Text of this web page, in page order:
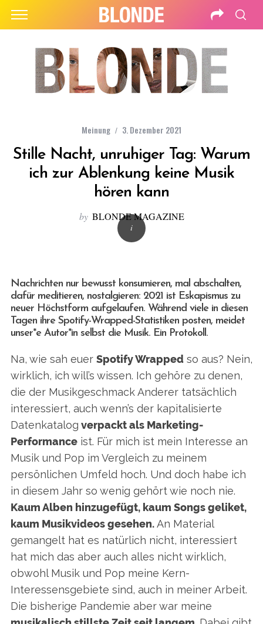
Meinung 3. Dezember 2021
Stille Nacht, unruhiger Tag: Warum
ich zur Ablenkung keine Musik
hören kann
by BLONDE MAGAZINE
Nachrichten nur bewusst konsumieren, mal abschalten,
dafür meditieren, nostalgieren: 2021 ist Eskapismus zu
neuer Höchstform aufgelaufen. Während viele in diesen
Tagen ihre Spotify-Wrapped-Statistiken posten, meidet
unser*e Autor*in selbst die Musik. Ein Protokoll.
Na, wie sah euer Spotify Wrappedso aus? Nein,
wirklich, ich will’s wissen. Ich gehöre zu denen,
die der Musikgeschmack Anderer tatsächlich
interessiert, auch wenn’s der kapitalisierte
Datenkatalog verpackt als Marketing-
Performanceist. Für mich ist mein Interesse an
Musik und Pop im Vergleich zu meinem
persönlichen Umfeld hoch. Und doch habe ich
in diesem Jahr so wenig gehört wie noch nie.
Kaum Alben hinzugefügt, kaum Songs geliket,
kaum Musikvideos gesehen.An Material
gemangelt hat es natürlich nicht, interessiert
hat mich das aber auch alles nicht wirklich,
obwohl Musik und Pop meine Kern-
Interessensgebiete sind, auch in meiner Arbeit.
Die bisherige Pandemie aber war meine